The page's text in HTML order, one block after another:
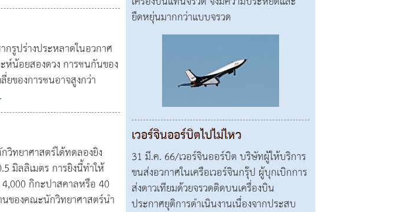
รูปร่างประหลาดในอวกาศ
ห์น้อยสองดวง การชนกันของ
ยของการชนอาจสูงกว่า
ทยาศาสตร์ได้ทดลองยิง
มิลลิเมตร การยิงนี้ทำให้
กิกะปาสคาลหรือ 40
ของคณะนักวิทยาศาสตร์นำ
ยืดหยุ่นมากกว่าแบบจรวด
เวอร์จินออร์บิตไปไม่ไหว
31 มี.ค. 66/เวอร์จินออร์บิต บริษัทผู้ให้บริการ
ขนส่งอวกาศในเครือเวอร์จินกรุ๊ป ผู้บุกเบิกการ
ส่งดาวเทียมด้วยจรวดติดบนเครื่องบิน
ประกาศยุติการดำเนินงานเนื่องจากประสบ